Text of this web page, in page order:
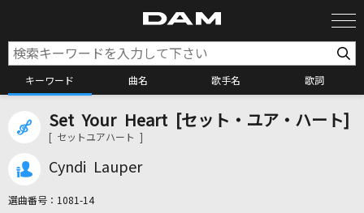
キーワード 曲名 歌手名 歌詞
カラオケ検索
Set Your Heart [セット・ユア・ハート]
[ セットユアハート ]
Cyndi Lauper
選曲番号： 1081-14